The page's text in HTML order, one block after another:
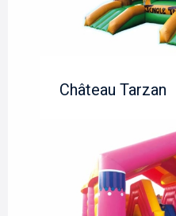
Château Tarzan